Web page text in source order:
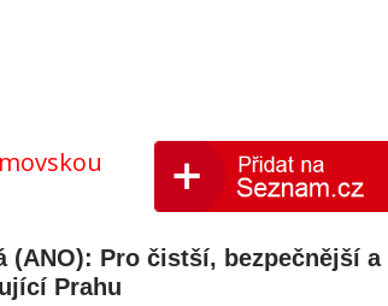
(ANO): Pro čistší, bezpečnější a
Prahu